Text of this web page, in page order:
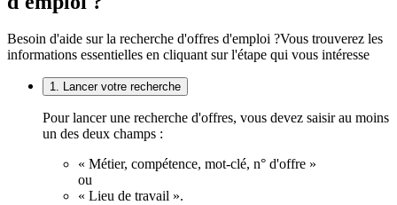
Besoin d'aide sur la recherche d'offres d'emploi ?Vous trouverez les
informations essentielles en cliquant sur l'étape qui vous intéresse
1. Lancer votre recherche
Pour lancer une recherche d'offres, vous devez saisir au moins
un des deux champs :
« Métier, compétence, mot-clé, n° d'offre »
ou
« Lieu de travail ».